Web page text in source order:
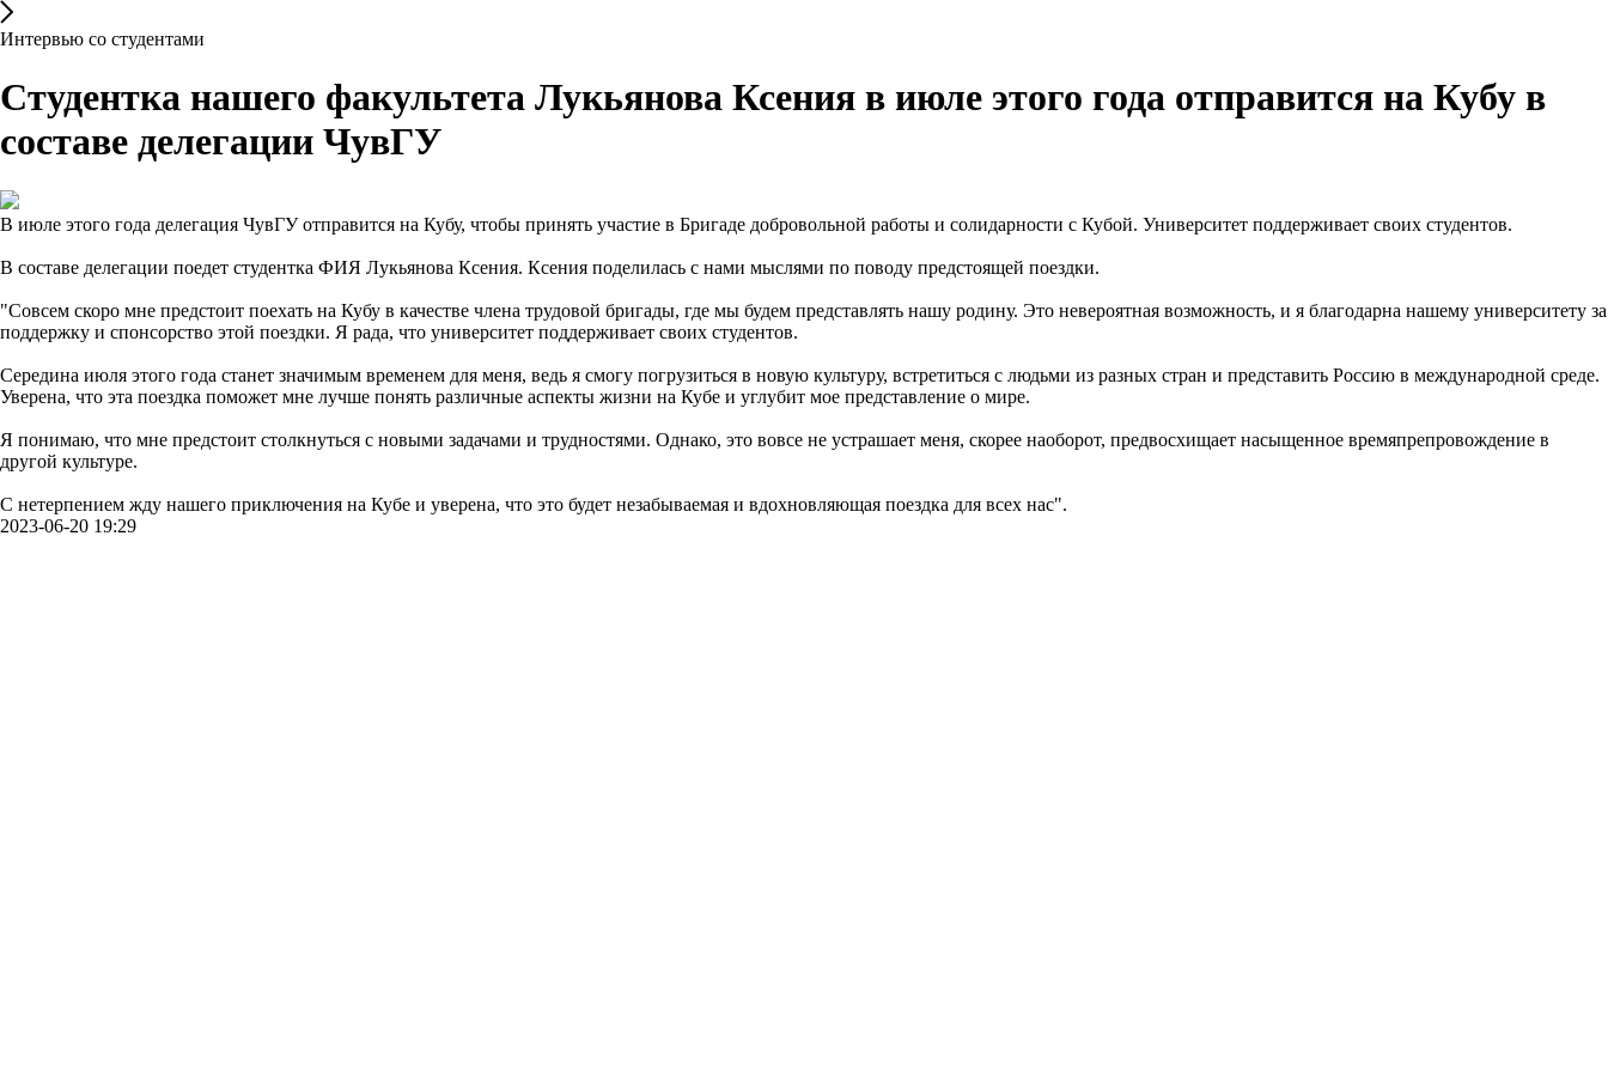
Интервью со студентами
Студентка нашего факультета Лукьянова Ксения в июле этого года отправится на Кубу в
составе делегации ЧувГУ
В июле этого года делегация ЧувГУ отправится на Кубу, чтобы принять участие в Бригаде добровольной работы и солидарности с Кубой. Университет поддерживает своих студентов.
В составе делегации поедет студентка ФИЯ Лукьянова Ксения. Ксения поделилась с нами мыслями по поводу предстоящей поездки.
"Совсем скоро мне предстоит поехать на Кубу в качестве члена трудовой бригады, где мы будем представлять нашу родину. Это невероятная возможность, и я благодарна нашему университету за
поддержку и спонсорство этой поездки. Я рада, что университет поддерживает своих студентов.
Середина июля этого года станет значимым временем для меня, ведь я смогу погрузиться в новую культуру, встретиться с людьми из разных стран и представить Россию в международной среде.
Уверена, что эта поездка поможет мне лучше понять различные аспекты жизни на Кубе и углубит мое представление о мире.
Я понимаю, что мне предстоит столкнуться с новыми задачами и трудностями. Однако, это вовсе не устрашает меня, скорее наоборот, предвосхищает насыщенное времяпрепровождение в
другой культуре.
С нетерпением жду нашего приключения на Кубе и уверена, что это будет незабываемая и вдохновляющая поездка для всех нас".
2023-06-20 19:29